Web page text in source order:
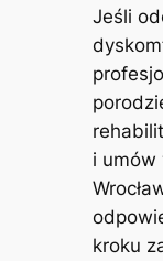
Jeśli
i umów
kroku